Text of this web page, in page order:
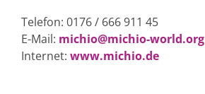
Telefon: 0176 / 666 911 45
E-Mail: michio@michio-world.org
Internet: www.michio.de